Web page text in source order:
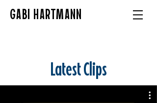
GABI HARTMANN
Latest Clips